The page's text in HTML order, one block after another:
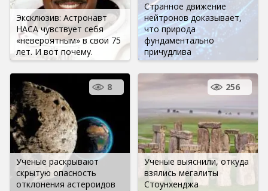
Эксклюзив: Астронавт
НАСА чувствует себя
«невероятным» в свои 75
лет. И вот почему.
Странное движение
нейтронов доказывает,
что природа
фундаментально
причудлива
Ученые раскрывают
скрытую опасность
отклонения астероидов
8
Ученые выяснили, откуда
взялись мегалиты
Стоунхенджа
256